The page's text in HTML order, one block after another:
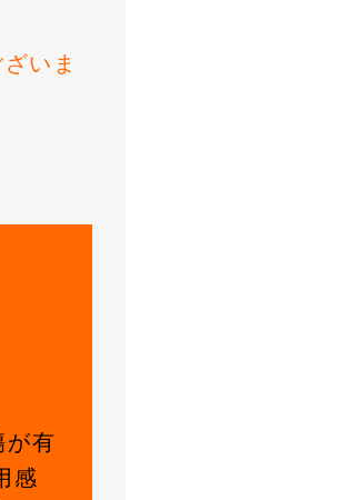
いま
が有
感